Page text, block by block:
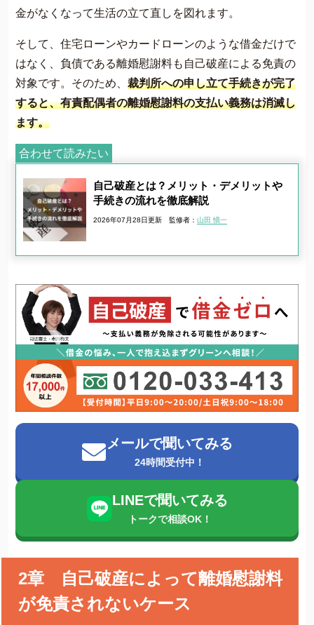
金がなくなって生活の立て直しを図れます。
そして、住宅ローンやカードローンのような借金だけで
はなく、負債である離婚慰謝料も自己破産による免責の
対象です。そのため、 裁判所への申し立て手続きが完了
すると、有責配偶者の離婚慰謝料の支払い義務は消滅し
ます。
合わせて読みたい
自己破産とは？メリット・デメリットや
手続きの流れを徹底解説
2026年07月28日更新 監修者： 山田 愼一
メールで聞いてみる
24時間受付中！
LINEで聞いてみる
トークで相談OK！
2章 自己破産によって離婚慰謝料
が免責されないケース